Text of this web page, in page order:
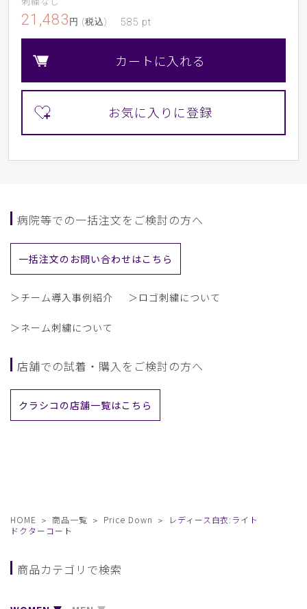
21,483 円 (税込) 585 pt
カートに入れる
病院等での一括注文をご検討の方へ
一括注文のお問い合わせはこちら
＞チーム導入事例紹介 ＞ロゴ刺繍について
＞ネーム刺繍について
店舗での試着・購入をご検討の方へ
クラシコの店舗一覧はこちら
HOME 商品一覧 Price Down
レディース白衣:ライト
ドクターコート
商品カテゴリで検索